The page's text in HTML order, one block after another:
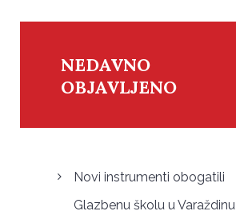
NEDAVNO
OBJAVLJENO
Novi instrumenti obogatili
Glazbenu školu u Varaždinu